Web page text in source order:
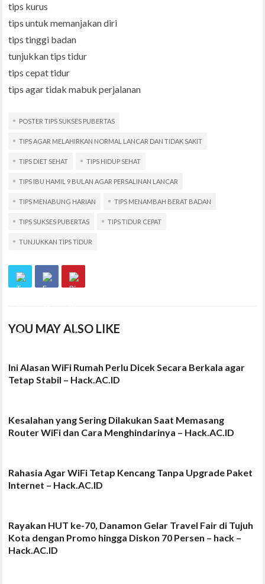
tips kurus
tips untuk memanjakan diri
tips tinggi badan
tunjukkan tips tidur
tips cepat tidur
tips agar tidak mabuk perjalanan
POSTER TIPS SUKSES PUBERTAS
TIPS AGAR MELAHIRKAN NORMAL LANCAR DAN TIDAK SAKIT
TIPS DIET SEHAT TIPS HIDUP SEHAT
TIPS IBU HAMIL 9 BULAN AGAR PERSALINAN LANCAR
TIPS MENABUNG HARIAN TIPS MENAMBAH BERAT BADAN
TIPS SUKSES PUBERTAS TIPS TIDUR CEPAT
TUNJUKKAN TIPS TIDUR
YOU MAY ALSO LIKE
Ini Alasan WiFi Rumah Perlu Dicek Secara Berkala agar
Tetap Stabil – Hack.AC.ID
Kesalahan yang Sering Dilakukan Saat Memasang
Router WiFi dan Cara Menghindarinya – Hack.AC.ID
Rahasia Agar WiFi Tetap Kencang Tanpa Upgrade Paket
Internet – Hack.AC.ID
Rayakan HUT ke-70, Danamon Gelar Travel Fair di Tujuh
Kota dengan Promo hingga Diskon 70 Persen – hack –
Hack.AC.ID